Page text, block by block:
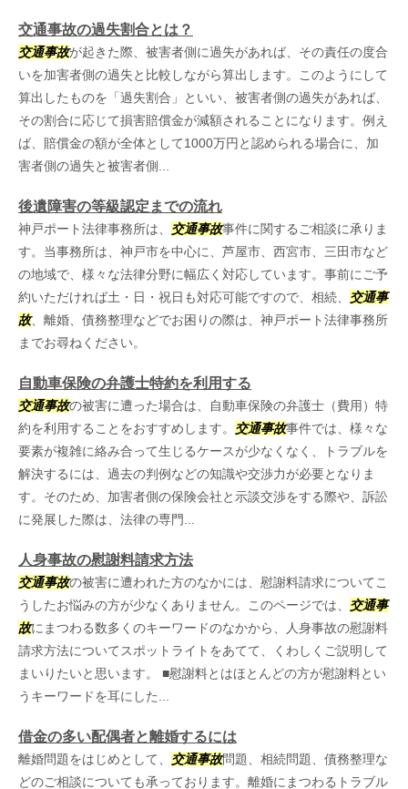
交通事故の過失割合とは？
交通事故が起きた際、被害者側に過失があれば、その責任の度合
いを加害者側の過失と比較しながら算出します。このようにして
算出したものを「過失割合」といい、被害者側の過失があれば、
その割合に応じて損害賠償金が減額されることになります。例え
ば、賠償金の額が全体として1000万円と認められる場合に、加
害者側の過失と被害者側...
後遺障害の等級認定までの流れ
神戸ポート法律事務所は、 交通事故事件に関するご相談に承りま
す。当事務所は、神戸市を中心に、芦屋市、西宮市、三田市など
の地域で、様々な法律分野に幅広く対応しています。事前にご予
約いただければ土・日・祝日も対応可能ですので、相続、 交通事
故、離婚、債務整理などでお困りの際は、神戸ポート法律事務所
までお尋ねください。
自動車保険の弁護士特約を利用する
交通事故の被害に遭った場合は、自動車保険の弁護士（費用）特
約を利用することをおすすめします。 交通事故事件では、様々な
要素が複雑に絡み合って生じるケースが少なくなく、トラブルを
解決するには、過去の判例などの知識や交渉力が必要となりま
す。そのため、加害者側の保険会社と示談交渉をする際や、訴訟
に発展した際は、法律の専門...
人身事故の慰謝料請求方法
交通事故の被害に遭われた方のなかには、慰謝料請求についてこ
うしたお悩みの方が少なくありません。このページでは、 交通事
故にまつわる数多くのキーワードのなかから、人身事故の慰謝料
請求方法についてスポットライトをあてて、くわしくご説明して
まいりたいと思います。 ■慰謝料とはほとんどの方が慰謝料とい
うキーワードを耳にした...
借金の多い配偶者と離婚するには
離婚問題をはじめとして、 交通事故問題、相続問題、債務整理な
どのご相談についても承っております。離婚にまつわるトラブル